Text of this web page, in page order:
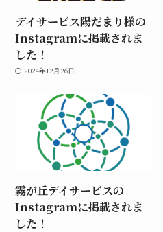
デイサービス陽だまり様の
Instagramに掲載されま
した！
2024年12月26日
霧が丘デイサービスの
Instagramに掲載されま
した！